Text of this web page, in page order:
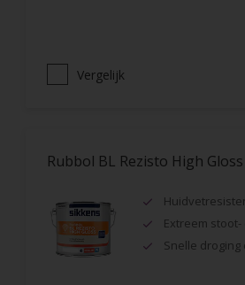
Vergelijk
Rubbol BL Rezisto High Gloss
Extreem
Snelle